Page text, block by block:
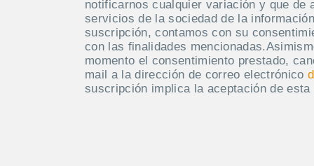
notificarnos cualquier variación y que de
servicios de la sociedad de la
suscripción, contamos con su
con las finalidades
momento el consentimiento prestado,
mail a la dirección de correo electrónico
suscripción implica la aceptación de esta